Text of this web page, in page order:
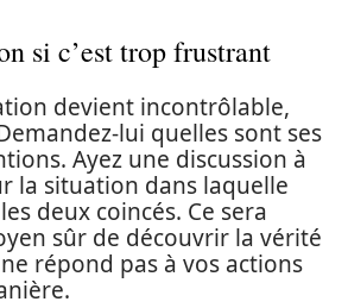
si c’est trop frustrant
devient incontrôlable,
lui quelles sont ses
Ayez une discussion à
la situation dans laquelle
deux coincés. Ce sera
sûr de découvrir la vérité
répond pas à vos actions